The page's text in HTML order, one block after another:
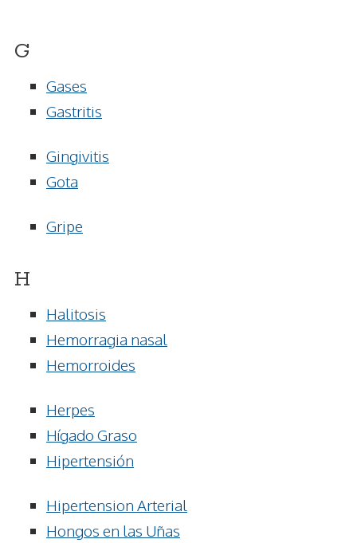
G
Gases
Gastritis
Gingivitis
Gota
Gripe
H
Halitosis
Hemorragia nasal
Hemorroides
Herpes
Hígado Graso
Hipertensión
Hipertension Arterial
Hongos en las Uñas